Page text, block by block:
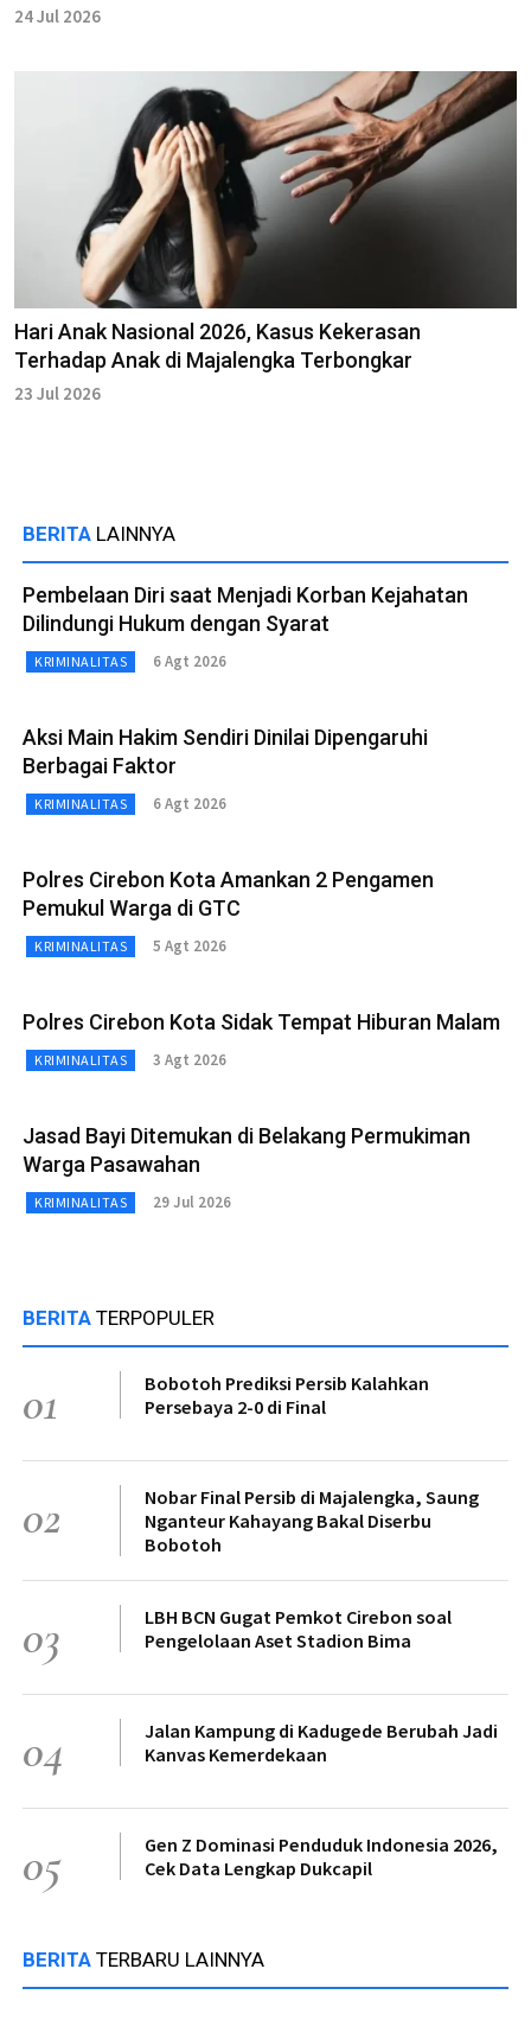
24 Jul 2026
Hari Anak Nasional 2026, Kasus Kekerasan
Terhadap Anak di Majalengka Terbongkar
23 Jul 2026
BERITA LAINNYA
Pembelaan Diri saat Menjadi Korban Kejahatan
Dilindungi Hukum dengan Syarat
KRIMINALITAS 6 Agt 2026
Aksi Main Hakim Sendiri Dinilai Dipengaruhi
Berbagai Faktor
KRIMINALITAS 6 Agt 2026
Polres Cirebon Kota Amankan 2 Pengamen
Pemukul Warga di GTC
KRIMINALITAS 5 Agt 2026
Polres Cirebon Kota Sidak Tempat Hiburan Malam
KRIMINALITAS 3 Agt 2026
Jasad Bayi Ditemukan di Belakang Permukiman
Warga Pasawahan
KRIMINALITAS 29 Jul 2026
BERITA TERPOPULER
01
Bobotoh Prediksi Persib Kalahkan
Persebaya 2-0 di Final
02
Nobar Final Persib di Majalengka, Saung
Nganteur Kahayang Bakal Diserbu
Bobotoh
03
LBH BCN Gugat Pemkot Cirebon soal
Pengelolaan Aset Stadion Bima
04
Jalan Kampung di Kadugede Berubah Jadi
Kanvas Kemerdekaan
05
Gen Z Dominasi Penduduk Indonesia 2026,
Cek Data Lengkap Dukcapil
BERITA TERBARU LAINNYA